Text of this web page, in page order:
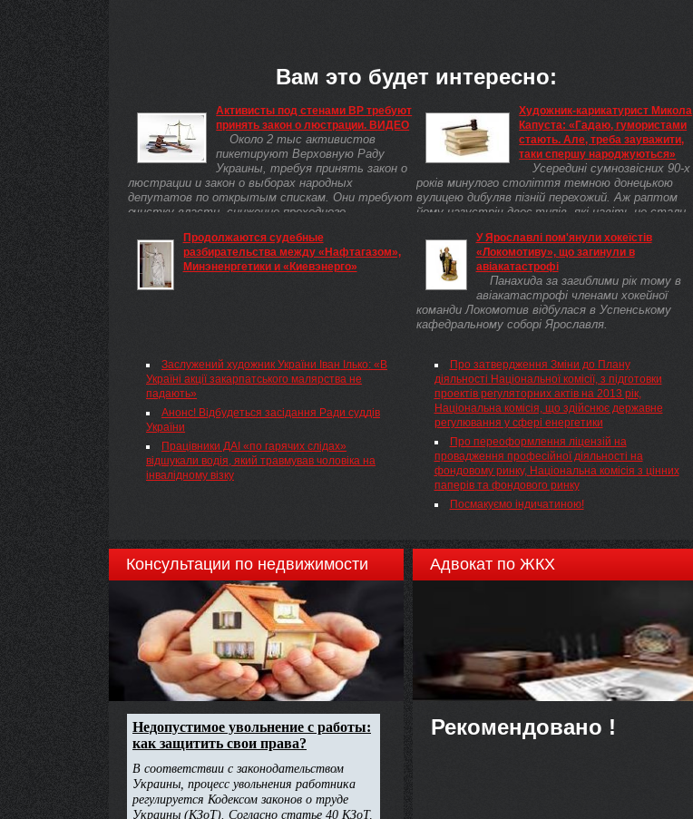
Вам это будет интересно:
Активисты под стенами ВР требуют
принять закон о люстрации. ВИДЕО
Около 2 тыс активистов
пикетируют Верховную Раду
Украины, требуя принять закон о
люстрации и закон о выборах народных
депутатов по открытым спискам. Они требуют
очистку власти, снижение проходного ...
Продолжаются судебные
разбирательства между «Нафтагазом»,
Минэненргетики и «Киевэнерго»
Заслужений художник України Іван Ілько: «В
Україні акції закарпатського малярства не
падають»
Анонс! Відбудеться засідання Ради суддів
України
Працівники ДАІ «по гарячих слідах»
відшукали водія, який травмував чоловіка на
інвалідному візку
Художник-карикатурист Микола
Капуста: «Гадаю, гумористами
стають. Але, треба зауважити,
таки спершу народжуються»
Усередині сумнозвісних 90-х
років минулого століття темною донецькою
вулицею дибуляв пізній перехожий. Аж раптом
йому назустріч двоє типів, які навіть не стали
У Ярославлі пом'янули хокеїстів
«Локомотиву», що загинули в
авіакатастрофі
Панахида за загиблими рік тому в
авіакатастрофі членами хокейної
команди Локомотив відбулася в Успенському
кафедральному соборі Ярославля.
Про затвердження Зміни до Плану
діяльності Національної комісії, з підготовки
проектів регуляторних актів на 2013 рік,
Національна комісія, що здійснює державне
регулювання у сфері енергетики
Про переоформлення ліцензій на
провадження професійної діяльності на
фондовому ринку, Національна комісія з цінних
паперів та фондового ринку
Посмакуємо індичатиною!
Консультации по недвижимости Адвокат по ЖКХ
Рекомендовано !